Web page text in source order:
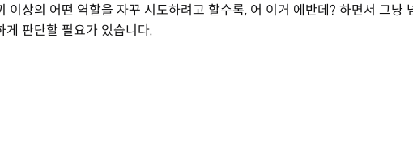
이상의 어떤 역할을 자꾸 시도하려고 할수록, 어 이거 에반데? 하면서 그냥
게 판단할 필요가 있습니다.